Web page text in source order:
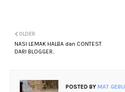
OLDER
NASI LEMAK HALBA dan CONTEST
DARI BLOGGER..
POSTED BY MAT GEBU